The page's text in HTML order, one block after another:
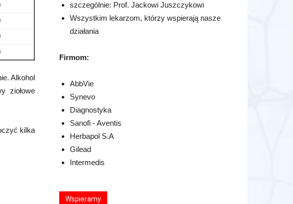
Alkohol
ziołowe
kilka
szczególnie: Prof. Jackowi Juszczykowi
Wszystkim lekarzom, którzy wspierają nasze
działania
Firmom:
AbbVie
Synevo
Diagnostyka
Sanofi - Aventis
Herbapol S.A
Gilead
Intermedis
Wspieramy